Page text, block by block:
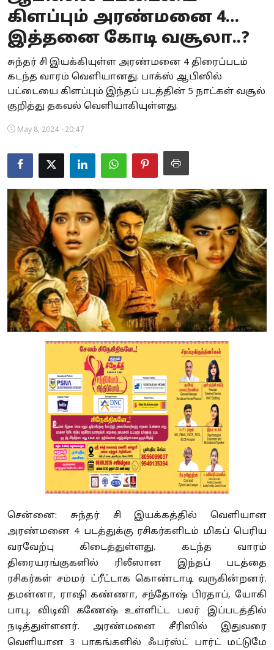
Business
Crime
Tamilnadu
National
World
Astrology
Spirituality
Weather
Politics
கிளப்பும் அரண்மனை 4…
இத்தனை கோடி வசூலா..?
சுந்தர் சி இயக்கியுள்ள அரண்மனை 4 திரைப்படம்
கடந்த வாரம் வெளியானது. பாக்ஸ் ஆபிஸில்
பட்டையை கிளப்பும் இந்தப் படத்தின் 5 நாட்கள் வசூல்
குறித்து தகவல் வெளியாகியுள்ளது.
May 8, 2024 - 20:47
சென்னை: சுந்தர் சி இயக்கத்தில் வெளியான
அரண்மனை 4 படத்துக்கு ரசிகர்களிடம் மிகப் பெரிய
வரவேற்பு கிடைத்துள்ளது. கடந்த வாரம்
திரையரங்குகளில் ரிலீஸான இந்தப் படத்தை
ரசிகர்கள் சம்மர் ட்ரீட்டாக கொண்டாடி வருகின்றனர்.
தமன்னா, ராஷி கண்ணா, சந்தோஷ் பிரதாப், யோகி
பாபு, விடிவி கணேஷ் உள்ளிட்ட பலர் இப்படத்தில்
நடித்துள்ளனர். அரண்மனை சீரிஸில் இதுவரை
வெளியான 3 பாகங்களில் ஃபர்ஸ்ட் பார்ட் மட்டுமே